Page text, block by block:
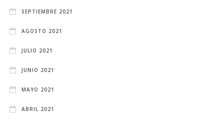
SEPTIEMBRE 2021
AGOSTO 2021
JULIO 2021
JUNIO 2021
MAYO 2021
ABRIL 2021